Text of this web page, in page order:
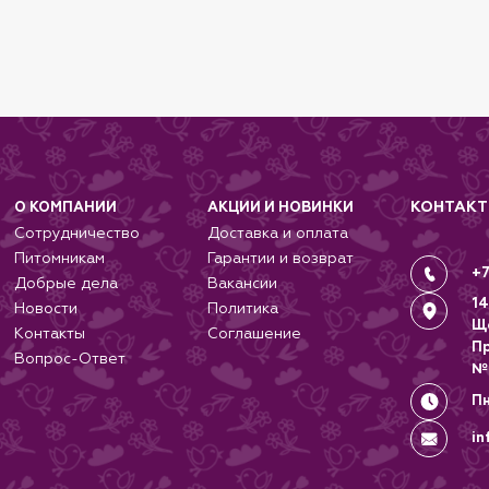
О КОМПАНИИ
Сотрудничество
Питомникам
Добрые дела
Новости
Контакты
Вопрос-Ответ
АКЦИИ И НОВИНКИ
Доставка и оплата
Гарантии и возврат
Вакансии
Политика
Соглашение
№